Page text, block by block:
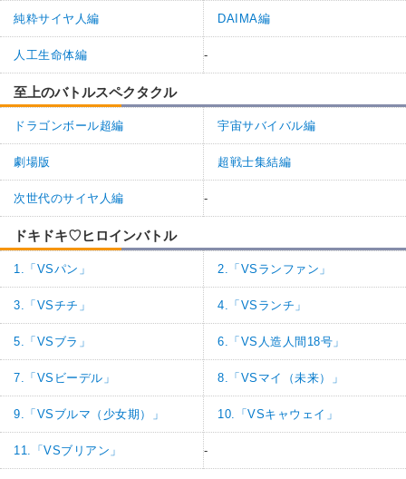
純粋サイヤ人編 DAIMA編
人工生命体編 -
至上のバトルスペクタクル
ドラゴンボール超編 宇宙サバイバル編
劇場版 超戦士集結編
次世代のサイヤ人編 -
ドキドキ♡ヒロインバトル
1.「VSパン」 2.「VSランファン」
3.「VSチチ」 4.「VSランチ」
5.「VSブラ」 6.「VS人造人間18号」
7.「VSビーデル」 8.「VSマイ（未来）」
9.「VSブルマ（少女期）」 10.「VSキャウェイ」
11.「VSブリアン」 -